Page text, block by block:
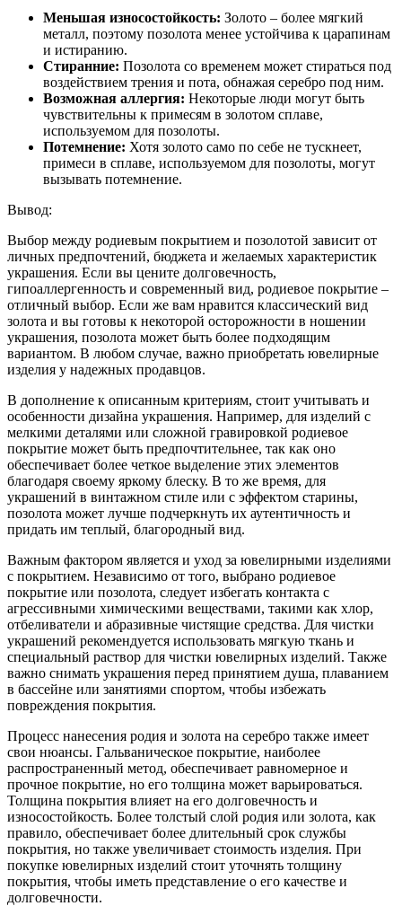
Меньшая износостойкость: Золото – более мягкий
металл, поэтому позолота менее устойчива к царапинам
и истиранию.
Стиранние: Позолота со временем может стираться под
воздействием трения и пота, обнажая серебро под ним.
Возможная аллергия: Некоторые люди могут быть
чувствительны к примесям в золотом сплаве,
используемом для позолоты.
Потемнение: Хотя золото само по себе не тускнеет,
примеси в сплаве, используемом для позолоты, могут
вызывать потемнение.
Вывод:
Выбор между родиевым покрытием и позолотой зависит от
личных предпочтений, бюджета и желаемых характеристик
украшения. Если вы цените долговечность,
гипоаллергенность и современный вид, родиевое покрытие –
отличный выбор. Если же вам нравится классический вид
золота и вы готовы к некоторой осторожности в ношении
украшения, позолота может быть более подходящим
вариантом. В любом случае, важно приобретать ювелирные
изделия у надежных продавцов.
В дополнение к описанным критериям, стоит учитывать и
особенности дизайна украшения. Например, для изделий с
мелкими деталями или сложной гравировкой родиевое
покрытие может быть предпочтительнее, так как оно
обеспечивает более четкое выделение этих элементов
благодаря своему яркому блеску. В то же время, для
украшений в винтажном стиле или с эффектом старины,
позолота может лучше подчеркнуть их аутентичность и
придать им теплый, благородный вид.
Важным фактором является и уход за ювелирными изделиями
с покрытием. Независимо от того, выбрано родиевое
покрытие или позолота, следует избегать контакта с
агрессивными химическими веществами, такими как хлор,
отбеливатели и абразивные чистящие средства. Для чистки
украшений рекомендуется использовать мягкую ткань и
специальный раствор для чистки ювелирных изделий. Также
важно снимать украшения перед принятием душа, плаванием
в бассейне или занятиями спортом, чтобы избежать
повреждения покрытия.
Процесс нанесения родия и золота на серебро также имеет
свои нюансы. Гальваническое покрытие, наиболее
распространенный метод, обеспечивает равномерное и
прочное покрытие, но его толщина может варьироваться.
Толщина покрытия влияет на его долговечность и
износостойкость. Более толстый слой родия или золота, как
правило, обеспечивает более длительный срок службы
покрытия, но также увеличивает стоимость изделия. При
покупке ювелирных изделий стоит уточнять толщину
покрытия, чтобы иметь представление о его качестве и
долговечности.